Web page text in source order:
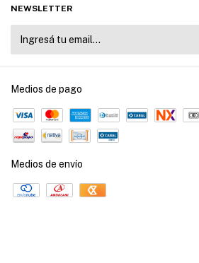
NEWSLETTER
Medios de pago
Medios de envío